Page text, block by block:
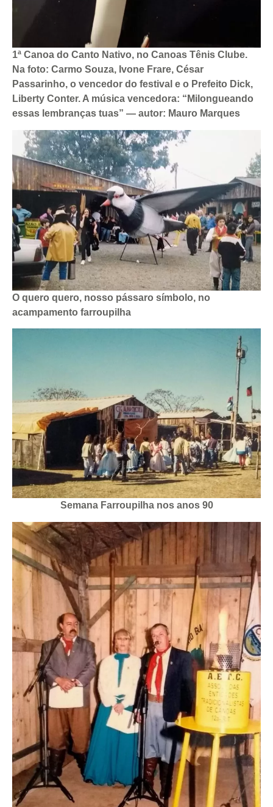
1ª Canoa do Canto Nativo, no Canoas Tênis Clube.
Na foto: Carmo Souza, Ivone Frare, César
Passarinho, o vencedor do festival e o Prefeito Dick,
Liberty Conter. A música vencedora: “Milongueando
essas lembranças tuas” — autor: Mauro Marques
O quero quero, nosso pássaro símbolo, no
acampamento farroupilha
Semana Farroupilha nos anos 90